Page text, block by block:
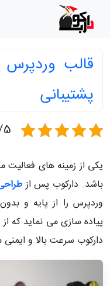
قالب وردپرس
پشتیبانی
5/5 -
یکی از زمینه های فعالیت
باشد. دارکوب پس از
وردپرس را از پایه و
پیاده سازی می نماید که
دارکوب سرعت بالا و